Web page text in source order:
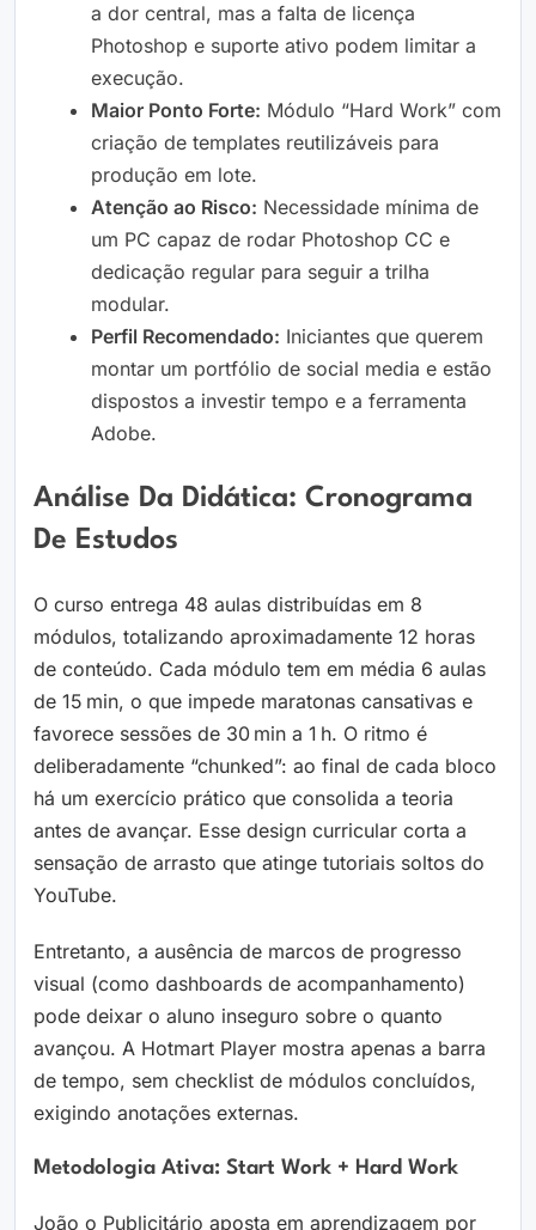
a dor central, mas a falta de licença
Photoshop e suporte ativo podem limitar a
execução.
Maior Ponto Forte: Módulo “Hard Work” com
criação de templates reutilizáveis para
produção em lote.
Atenção ao Risco: Necessidade mínima de
um PC capaz de rodar Photoshop CC e
dedicação regular para seguir a trilha
modular.
Perfil Recomendado: Iniciantes que querem
montar um portfólio de social media e estão
dispostos a investir tempo e a ferramenta
Adobe.
Análise Da Didática: Cronograma
De Estudos
O curso entrega 48 aulas distribuídas em 8
módulos, totalizando aproximadamente 12 horas
de conteúdo. Cada módulo tem em média 6 aulas
de 15 min, o que impede maratonas cansativas e
favorece sessões de 30 min a 1 h. O ritmo é
deliberadamente “chunked”: ao final de cada bloco
há um exercício prático que consolida a teoria
antes de avançar. Esse design curricular corta a
sensação de arrasto que atinge tutoriais soltos do
YouTube.
Entretanto, a ausência de marcos de progresso
visual (como dashboards de acompanhamento)
pode deixar o aluno inseguro sobre o quanto
avançou. A Hotmart Player mostra apenas a barra
de tempo, sem checklist de módulos concluídos,
exigindo anotações externas.
Metodologia Ativa: Start Work + Hard Work
João o Publicitário aposta em aprendizagem por